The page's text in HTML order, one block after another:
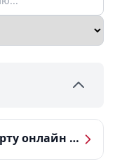
Срочный микрозайм на карту онлайн — получить деньги за 5 минут